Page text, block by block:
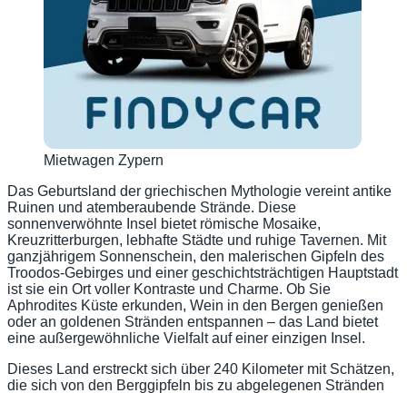
Mietwagen Zypern
Das Geburtsland der griechischen Mythologie vereint antike
Ruinen und atemberaubende Strände. Diese
sonnenverwöhnte Insel bietet römische Mosaike,
Kreuzritterburgen, lebhafte Städte und ruhige Tavernen. Mit
ganzjährigem Sonnenschein, den malerischen Gipfeln des
Troodos-Gebirges und einer geschichtsträchtigen Hauptstadt
ist sie ein Ort voller Kontraste und Charme. Ob Sie
Aphrodites Küste erkunden, Wein in den Bergen genießen
oder an goldenen Stränden entspannen – das Land bietet
eine außergewöhnliche Vielfalt auf einer einzigen Insel.
Dieses Land erstreckt sich über 240 Kilometer mit Schätzen,
die sich von den Berggipfeln bis zu abgelegenen Stränden